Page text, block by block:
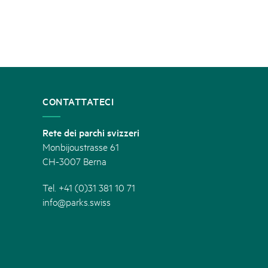
CONTATTATECI
Rete dei parchi svizzeri
Monbijoustrasse 61
CH-3007 Berna
Tel. +41 (0)31 381 10 71
info@parks.swiss